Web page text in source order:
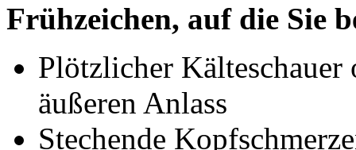
Frühzeichen, auf die Sie
Plötzlicher Kälteschauer
äußeren Anlass
Stechende